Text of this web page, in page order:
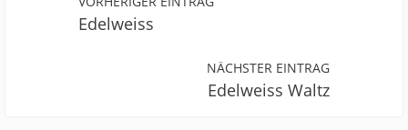
Edelweiss
NÄCHSTER EINTRAG
Edelweiss Waltz